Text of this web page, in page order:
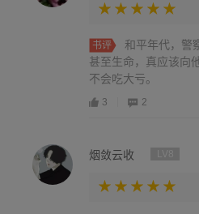
书评
和平年代，警
甚至生命，真应该向
不会吃大亏。
3 2
烟敛云收